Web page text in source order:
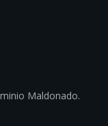
Maldonado.